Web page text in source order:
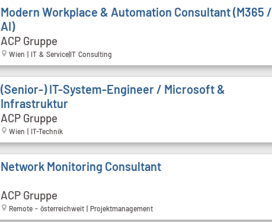
Modern Workplace & Automation Consultant (M365 /
AI)
ACP Gruppe
Wien | IT & Service|IT Consulting
(Senior-) IT-System-Engineer / Microsoft &
Infrastruktur
ACP Gruppe
Wien | IT-Technik
Network Monitoring Consultant
ACP Gruppe
Remote - österreichweit | Projektmanagement